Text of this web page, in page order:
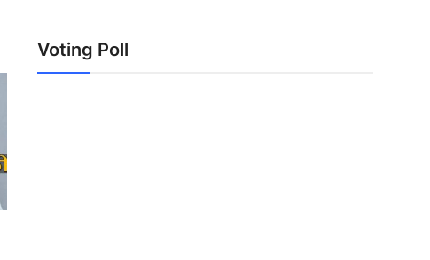
Voting Poll